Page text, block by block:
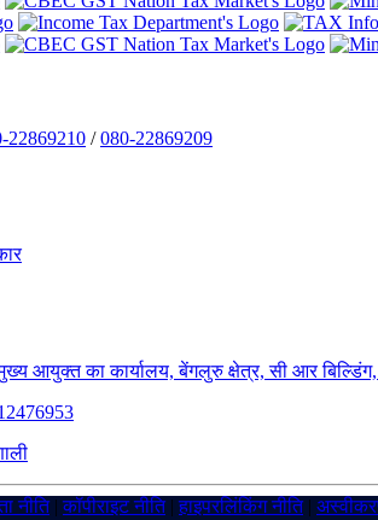
22869210 /080-22869209
आयुक्त का कार्यालय, बेंगलुरु क्षेत्र, सी आर
नीति|कॉपीराइट नीति|हाइपरलिंकिंग नीति|